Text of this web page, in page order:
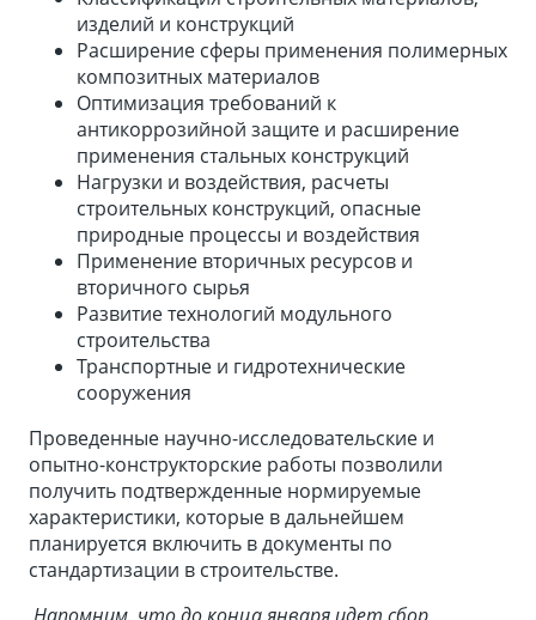
изделий и конструкций
Расширение сферы применения полимерных
композитных материалов
Оптимизация требований к
антикоррозийной защите и расширение
применения стальных конструкций
Нагрузки и воздействия, расчеты
строительных конструкций, опасные
природные процессы и воздействия
Применение вторичных ресурсов и
вторичного сырья
Развитие технологий модульного
строительства
Транспортные и гидротехнические
сооружения
Проведенные научно-исследовательские и
опытно-конструкторские работы позволили
получить подтвержденные нормируемые
характеристики, которые в дальнейшем
планируется включить в документы по
стандартизации в строительстве.